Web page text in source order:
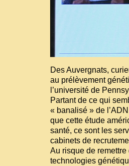
Des Auvergnats,
au prélèvement
l’université de
Partant de ce qui
« banalisé » de
que cette étude
santé, ce sont les
cabinets de
Au risque de
technologies